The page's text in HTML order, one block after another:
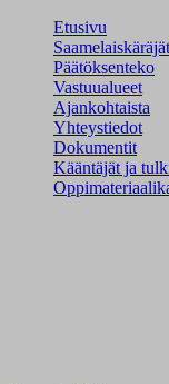
Etusivu
Saamelaiskäräjät
Päätöksenteko
Vastuualueet
Ajankohtaista
Yhteystiedot
Dokumentit
Kääntäjät ja